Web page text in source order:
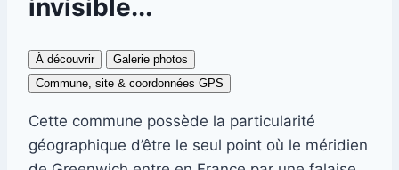
invisible...
À découvrir
Galerie photos
Commune, site & coordonnées GPS
Cette commune possède la particularité
géographique d’être le seul point où le méridien